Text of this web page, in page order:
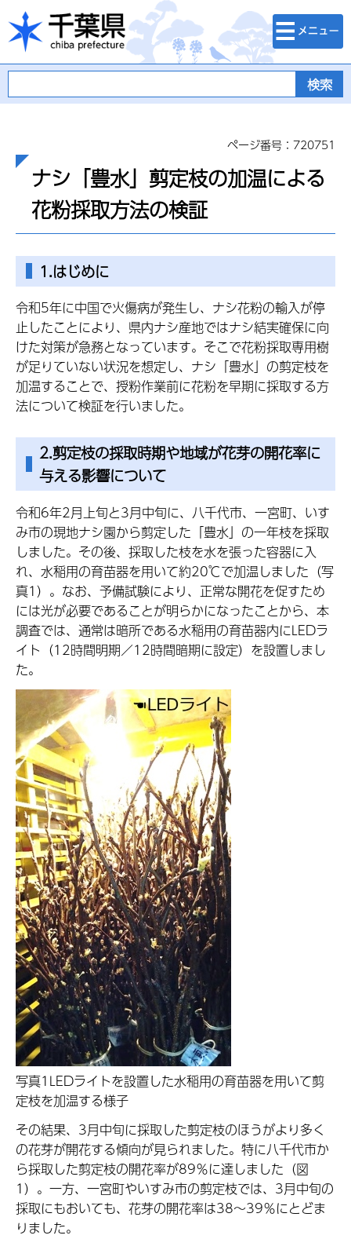
千葉県
検索・メニュ
ー
ページ番号：720751
ナシ「豊水」剪定枝の加温による
花粉採取方法の検証
1.はじめに
令和5年に中国で火傷病が発生し、ナシ花粉の輸入が停
止したことにより、県内ナシ産地ではナシ結実確保に向
けた対策が急務となっています。そこで花粉採取専用樹
が足りていない状況を想定し、ナシ「豊水」の剪定枝を
加温することで、授粉作業前に花粉を早期に採取する方
法について検証を行いました。
2.剪定枝の採取時期や地域が花芽の開花率に
与える影響について
令和6年2月上旬と3月中旬に、八千代市、一宮町、いす
み市の現地ナシ園から剪定した「豊水」の一年枝を採取
しました。その後、採取した枝を水を張った容器に入
れ、水稲用の育苗器を用いて約20℃で加温しました（写
真1）。なお、予備試験により、正常な開花を促すため
には光が必要であることが明らかになったことから、本
調査では、通常は暗所である水稲用の育苗器内にLEDラ
イト（12時間明期／12時間暗期に設定）を設置しまし
た。
写真1LEDライトを設置した水稲用の育苗器を用いて剪
定枝を加温する様子
その結果、3月中旬に採取した剪定枝のほうがより多く
の花芽が開花する傾向が見られました。特に八千代市か
ら採取した剪定枝の開花率が89％に達しました（図
1）。一方、一宮町やいすみ市の剪定枝では、3月中旬の
採取にもおいても、花芽の開花率は38～39％にとどま
りました。